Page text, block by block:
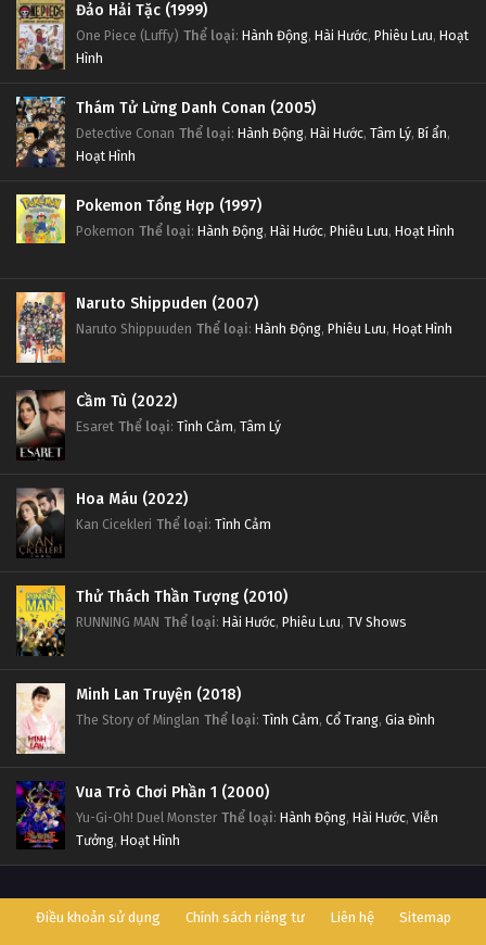
Đấu Phá Thương Khung Ngoại Truyện Tập 72
Đấu Phá Thương Khung Ngoại Truyện Tập 71
Đấu Phá Thương Khung Ngoại Truyện Tập 70
Đấu Phá Thương Khung Ngoại Truyện Tập 69
Tập 69
Đấu Phá Thương Khung Ngoại Truyện Tập 68
Tập 68
Tập 67
Tập 66
Đấu Phá Thương Khung Ngoại Truyện Tập 64
Tập 64
Đấu Phá Thương Khung Ngoại Truyện Tập 63
Đảo Hải Tặc (1999)
One Piece (Luffy) Thể loại: Hành Động, Hài Hước, Phiêu Lưu, Hoạt
Hình
Thám Tử Lừng Danh Conan (2005)
Detective Conan Thể loại: Hành Động, Hài Hước, Tâm Lý, Bí ẩn,
Hoạt Hình
Pokemon Tổng Hợp (1997)
Pokemon Thể loại: Hành Động, Hài Hước, Phiêu Lưu, Hoạt Hình
Naruto Shippuden (2007)
Naruto Shippuuden Thể loại: Hành Động, Phiêu Lưu, Hoạt Hình
Cầm Tù (2022)
Esaret Thể loại: Tình Cảm, Tâm Lý
Hoa Máu (2022)
Kan Cicekleri Thể loại: Tình Cảm
Thử Thách Thần Tượng (2010)
RUNNING MAN Thể loại: Hài Hước, Phiêu Lưu, TV Shows
Minh Lan Truyện (2018)
The Story of Minglan Thể loại: Tình Cảm, Cổ Trang, Gia Đình
Vua Trò Chơi Phần 1 (2000)
Yu-Gi-Oh! Duel Monster Thể loại: Hành Động, Hài Hước, Viễn
Tưởng, Hoạt Hình
Điều khoản sử dụng Chính sách riêng tư Liên hệ Sitemap